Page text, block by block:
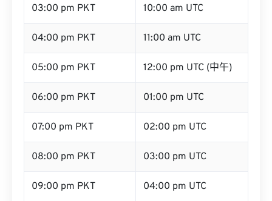
03:00 pm PKT 10:00 am UTC
04:00 pm PKT 11:00 am UTC
05:00 pm PKT 12:00 pm UTC (中午)
06:00 pm PKT 01:00 pm UTC
07:00 pm PKT 02:00 pm UTC
08:00 pm PKT 03:00 pm UTC
09:00 pm PKT 04:00 pm UTC